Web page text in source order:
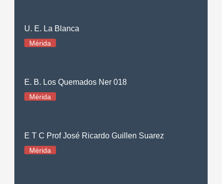
U. E. La Blanca
Mérida
E. B. Los Quemados Ner 018
Mérida
E T C Prof José Ricardo Guillen Suarez
Mérida